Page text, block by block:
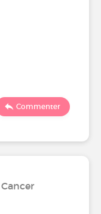
Commenter